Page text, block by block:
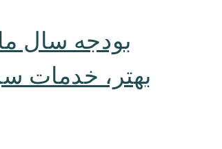
بهتر، خدمات